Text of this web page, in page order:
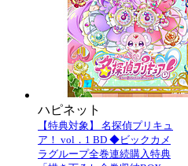
ハピネット
【特典対象】 名探偵プリキュ
ア！ vol．1 BD ◆ビックカメ
ラグループ全巻連続購入特典